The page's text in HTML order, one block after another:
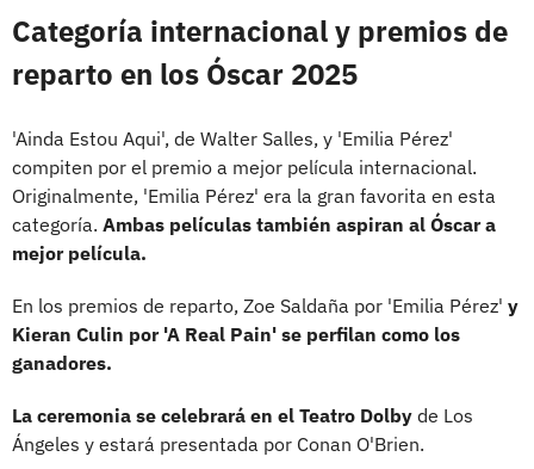
Categoría internacional y premios de
reparto en los Óscar 2025
'Ainda Estou Aqui', de Walter Salles, y 'Emilia Pérez'
compiten por el premio a mejor película internacional.
Originalmente, 'Emilia Pérez' era la gran favorita en esta
categoría. Ambas películas también aspiran al Óscar a
mejor película.
En los premios de reparto, Zoe Saldaña por 'Emilia Pérez' y
Kieran Culin por 'A Real Pain' se perfilan como los
ganadores.
La ceremonia se celebrará en el Teatro Dolby de Los
Ángeles y estará presentada por Conan O'Brien.